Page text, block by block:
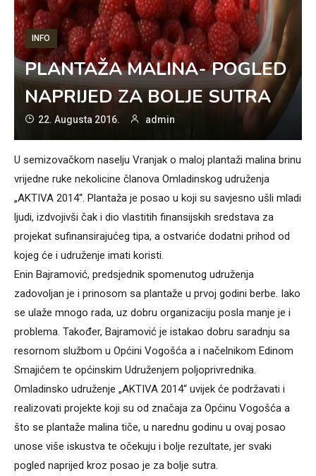
INFO
PLANTAŽA MALINA- POGLED
NAPRIJED ZA BOLJE SUTRA
22. Augusta 2016. admin
U semizovačkom naselju Vranjak o maloj plantaži malina brinu
vrijedne ruke nekolicine članova Omladinskog udruženja
„AKTIVA 2014“. Plantaža je posao u koji su savjesno ušli mladi
ljudi, izdvojivši čak i dio vlastitih finansijskih sredstava za
projekat sufinansirajućeg tipa, a ostvariće dodatni prihod od
kojeg će i udruženje imati koristi.
Enin Bajramović, predsjednik spomenutog udruženja
zadovoljan je i prinosom sa plantaže u prvoj godini berbe. Iako
se ulaže mnogo rada, uz dobru organizaciju posla manje je i
problema. Također, Bajramović je istakao dobru saradnju sa
resornom službom u Općini Vogošća a i načelnikom Edinom
Smajićem te općinskim Udruženjem poljoprivrednika.
Omladinsko udruženje „AKTIVA 2014“ uvijek će podržavati i
realizovati projekte koji su od značaja za Općinu Vogošća a
što se plantaže malina tiče, u narednu godinu u ovaj posao
unose više iskustva te očekuju i bolje rezultate, jer svaki
pogled naprijed kroz posao je za bolje sutra.